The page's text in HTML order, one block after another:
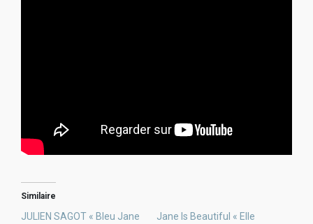
Similaire
JULIEN SAGOT « Bleu Jane
Jane Is Beautiful « Elle